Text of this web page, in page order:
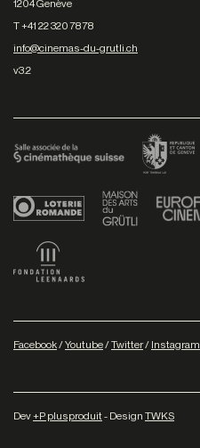
1204 Genève
T +41 22 320 78 78
info@cinemas-du-grutli.ch
v3.2
Facebook/Youtube/Twitter/ Instagram
Dev+P plusproduit- Design TWKS